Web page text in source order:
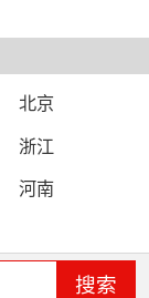
影视
综合
数字电视
北京
浙江
河南
搜索